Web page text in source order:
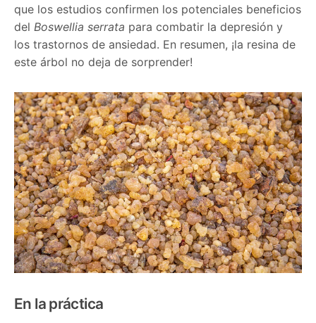
que los estudios confirmen los potenciales beneficios
delBoswellia serrata para combatir la depresión y
los trastornos de ansiedad. En resumen, ¡la resina de
este árbol no deja de sorprender!
En la práctica